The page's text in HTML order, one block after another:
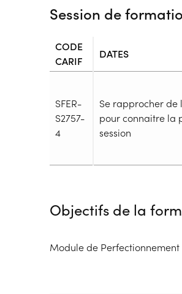
Session de
CODE
CARIF
DATES
SFER-
S2757-
4
Se rapprocher de
pour connaitre la
session
Durée en centre :175h
Objectifs de la
Module de